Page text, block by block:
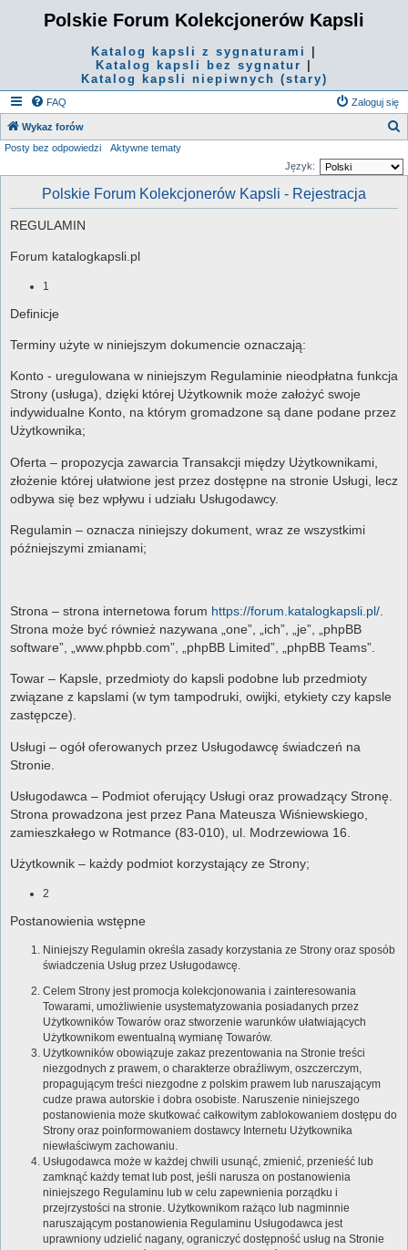
Polskie Forum Kolekcjonerów Kapsli
Katalog kapsli z sygnaturami
Katalog kapsli bez sygnatur
Katalog kapsli niepiwnych (stary)
FAQ Zaloguj się
Wykaz forów
Posty bez odpowiedzi
Aktywne tematy
Język:
Polskie Forum Kolekcjonerów Kapsli - Rejestracja
REGULAMIN
Forum katalogkapsli.pl
1
Definicje
Terminy użyte w niniejszym dokumencie oznaczają:
Konto - uregulowana w niniejszym Regulaminie nieodpłatna funkcja
Strony (usługa), dzięki której Użytkownik może założyć swoje
indywidualne Konto, na którym gromadzone są dane podane przez
Użytkownika;
Oferta – propozycja zawarcia Transakcji między Użytkownikami,
złożenie której ułatwione jest przez dostępne na stronie Usługi, lecz
odbywa się bez wpływu i udziału Usługodawcy.
Regulamin – oznacza niniejszy dokument, wraz ze wszystkimi
późniejszymi zmianami;
Strona – strona internetowa forum https://forum.katalogkapsli.pl/
Strona może być również nazywana „one”, „ich”, „je”, „phpBB
software”, „www.phpbb.com”, „phpBB Limited”, „phpBB Teams”.
Towar – Kapsle, przedmioty do kapsli podobne lub przedmioty
związane z kapslami (w tym tampodruki, owijki, etykiety czy kapsle
zastępcze).
Usługi – ogół oferowanych przez Usługodawcę świadczeń na
Stronie.
Usługodawca – Podmiot oferujący Usługi oraz prowadzący Stronę.
Strona prowadzona jest przez Pana Mateusza Wiśniewskiego,
zamieszkałego w Rotmance (83-010), ul. Modrzewiowa 16.
Użytkownik – każdy podmiot korzystający ze Strony;
2
Postanowienia wstępne
Niniejszy Regulamin określa zasady korzystania ze Strony oraz sposób
świadczenia Usług przez Usługodawcę.
Celem Strony jest promocja kolekcjonowania i zainteresowania
Towarami, umożliwienie usystematyzowania posiadanych przez
Użytkowników Towarów oraz stworzenie warunków ułatwiających
Użytkownikom ewentualną wymianę Towarów.
Użytkowników obowiązuje zakaz prezentowania na Stronie treści
niezgodnych z prawem, o charakterze obraźliwym, oszczerczym,
propagującym treści niezgodne z polskim prawem lub naruszającym
cudze prawa autorskie i dobra osobiste. Naruszenie niniejszego
postanowienia może skutkować całkowitym zablokowaniem dostępu do
Strony oraz poinformowaniem dostawcy Internetu Użytkownika
niewłaściwym zachowaniu.
Usługodawca może w każdej chwili usunąć, zmienić, przenieść lub
zamknąć każdy temat lub post, jeśli narusza on postanowienia
niniejszego Regulaminu lub w celu zapewnienia porządku i
przejrzystości na stronie. Użytkownikom rażąco lub nagminnie
naruszającym postanowienia Regulaminu Usługodawca jest
uprawniony udzielić nagany, ograniczyć dostępność usług na Stronie